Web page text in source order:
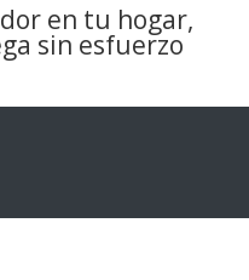
en tu hogar,
sin esfuerzo